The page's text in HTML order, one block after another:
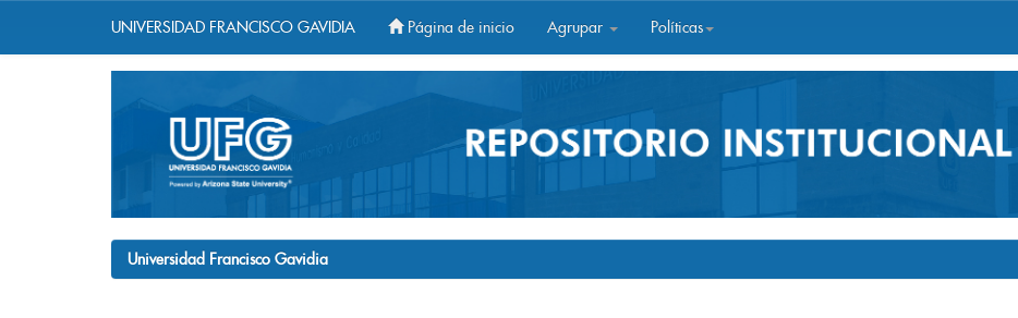
UNIVERSIDAD FRANCISCO GAVIDIA Página de inicio Agrupar Políticas
Universidad Francisco Gavidia